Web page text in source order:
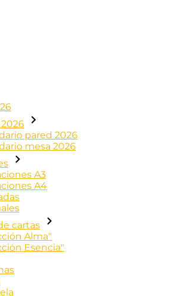
pared 2026
mesa 2026
A3
A4
cartas
Alma"
Esencia"